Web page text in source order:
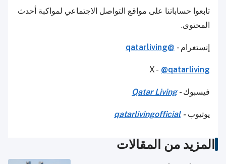
تابعوا حساباتنا على مواقع التواصل الاجتماعي لمواكبة أحدث
المحتوى.
إنستغرام - @qatarliving
X - @qatarliving
فيسبوك -Qatar Living
يوتيوب-
qatarlivingofficial
المزيد من المقالات